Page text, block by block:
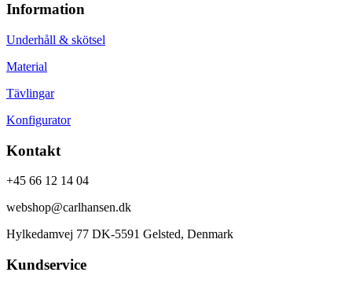
Information
Underhåll & skötsel
Material
Tävlingar
Konfigurator
Kontakt
+45 66 12 14 04
webshop@carlhansen.dk
Hylkedamvej 77 DK-5591 Gelsted, Denmark
Kundservice